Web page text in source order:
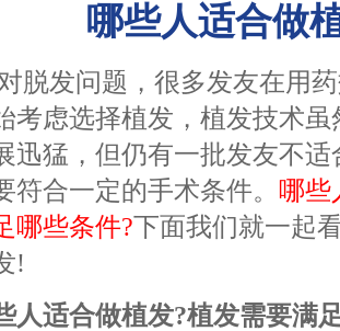
哪些人适合做
发问题，很多发友在用药
考虑选择植发，植发技术
迅猛，但仍有一批发友不
符合一定的手术条件。 哪些
哪些条件?下面我们就一起
!
适合做植发?植发需要满